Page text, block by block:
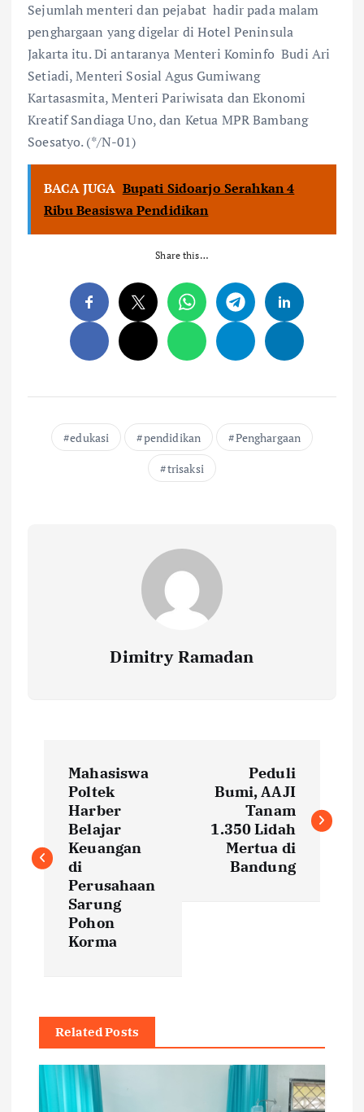
Sejumlah menteri dan pejabat hadir pada malam
penghargaan yang digelar di Hotel Peninsula
Jakarta itu. Di antaranya Menteri Kominfo Budi Ari
Setiadi, Menteri Sosial Agus Gumiwang
Kartasasmita, Menteri Pariwisata dan Ekonomi
Kreatif Sandiaga Uno, dan Ketua MPR Bambang
Soesatyo. (*/N-01)
BACA JUGA Bupati Sidoarjo Serahkan 4
Ribu Beasiswa Pendidikan
Share this…
edukasi pendidikan
Penghargaan
trisaksi
Dimitry Ramadan
s
t
g
Mahasiswa
Poltek
Harber
Belajar
Keuangan
di
Perusahaan
Sarung
Pohon
Korma
Peduli
Bumi, AAJI
Tanam
1.350 Lidah
Mertua di
Bandung
Related Posts